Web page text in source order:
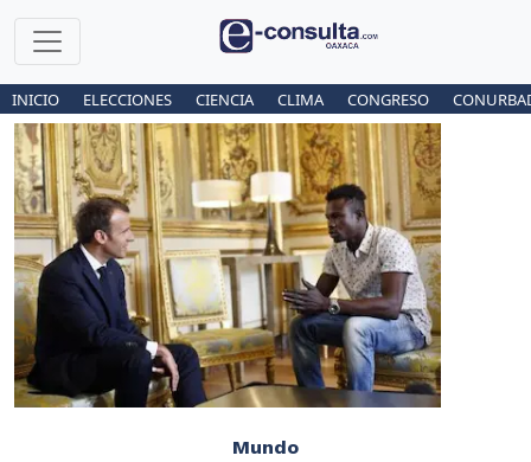
INICIO ELECCIONES CIENCIA CLIMA CONGRESO
Mundo